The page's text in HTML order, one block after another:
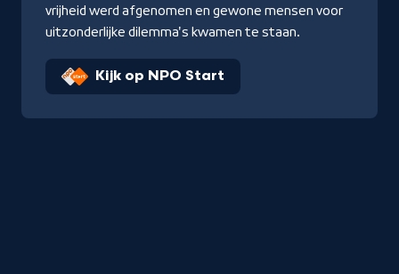
vrijheid werd afgenomen en gewone mensen voor
uitzonderlijke dilemma's kwamen te staan.
Kijk op NPO Start